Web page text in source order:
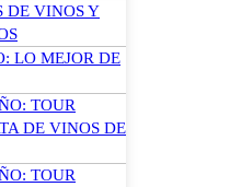
DE VINOS Y
LO MEJOR DE
TOUR
DE VINOS DE
TOUR